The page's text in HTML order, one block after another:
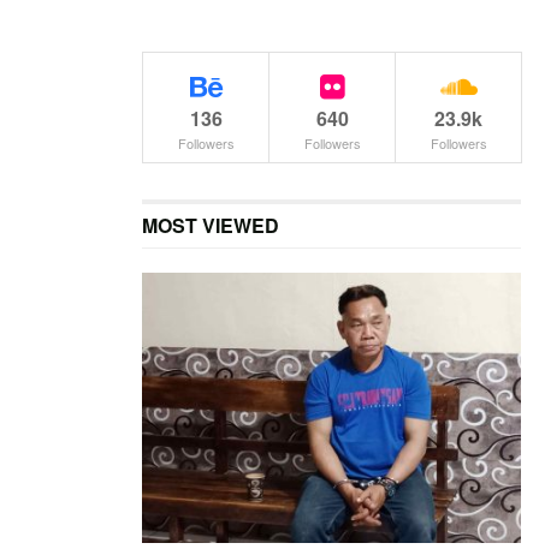
136
Followers
640
Followers
23.9k
Followers
MOST VIEWED